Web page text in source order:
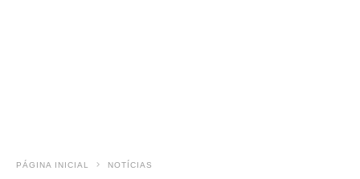
PÁGINA INICIAL NOTÍCIAS